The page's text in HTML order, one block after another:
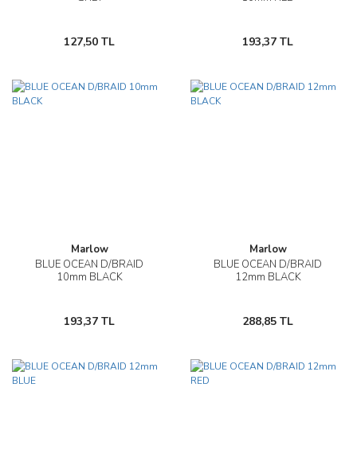
127,50 TL 193,37 TL
Marlow
BLUE OCEAN D/BRAID
10mm BLACK
193,37 TL
Marlow
BLUE OCEAN D/BRAID
12mm BLACK
288,85 TL